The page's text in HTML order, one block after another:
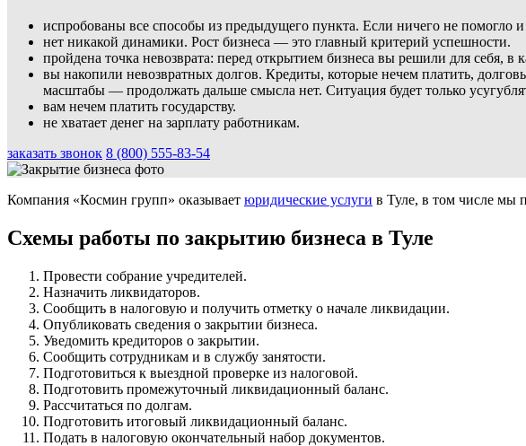
испробованы все способы из предыдущего пункта. Если ничего не помогло и
нет никакой динамики. Рост бизнеса — это главный критерий успешности.
пройдена точка невозврата: перед открытием бизнеса вы решили для себя,
вы накопили невозвратных долгов. Кредиты, которые нечем платить,
масштабы — продолжать дальше смысла нет. Ситуация будет только
вам нечем платить государству.
не хватает денег на зарплату работникам.
заказать звонок 8 (800) 555-83-54
Компания «Космин групп» оказывает юридические услуги в Туле, в том числе мы
Схемы работы по закрытию бизнеса в Туле
Провести собрание учредителей.
Назначить ликвидаторов.
Сообщить в налоговую и получить отметку о начале ликвидации.
Опубликовать сведения о закрытии бизнеса.
Уведомить кредиторов о закрытии.
Сообщить сотрудникам и в службу занятости.
Подготовиться к выездной проверке из налоговой.
Подготовить промежуточный ликвидационный баланс.
Рассчитаться по долгам.
Подготовить итоговый ликвидационный баланс.
Подать в налоговую окончательный набор документов.